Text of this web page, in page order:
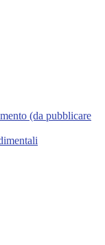
(da pubblicare